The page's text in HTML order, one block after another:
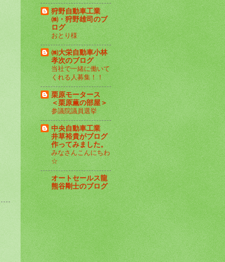
狩野自動車工業
㈱・狩野雄司のブ
ログ
おとり様
㈱大栄自動車小林
孝次のブログ
当社で一緒に働いて
くれる人募集！！
栗原モータース
＜栗原薫の部屋＞
参議院議員選挙
中央自動車工業
井草裕貴がブログ
作ってみました。
みなさんこんにちわ
☆
オートセールス龍
熊谷剛士のブログ